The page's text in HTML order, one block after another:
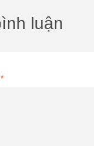
luận
*